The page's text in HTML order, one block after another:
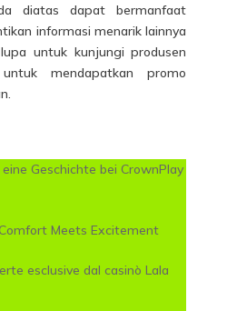
diatas dapat bermanfaat
informasi menarik lainnya
untuk kunjungi produsen
mendapatkan promo
Geschichte bei CrownPlay
Meets Excitement
esclusive dal casinò Lala